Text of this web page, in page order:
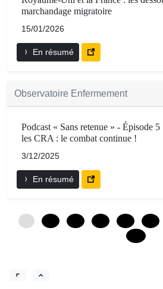
marchandage migratoire
15/01/2026
En résumé
Observatoire Enfermement
Podcast « Sans retenue » - Épisode
les CRA : le combat continue !
3/12/2025
En résumé